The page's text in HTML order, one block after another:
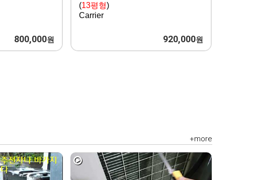
800,000원
(13평형)
Carrier
920,000원
+more